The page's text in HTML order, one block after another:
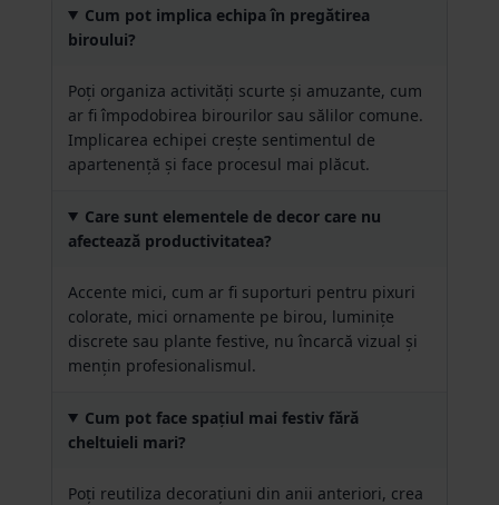
Cum pot implica echipa în pregătirea
biroului?
Poți organiza activități scurte și amuzante, cum
ar fi împodobirea birourilor sau sălilor comune.
Implicarea echipei crește sentimentul de
apartenență și face procesul mai plăcut.
Care sunt elementele de decor care nu
afectează productivitatea?
Accente mici, cum ar fi suporturi pentru pixuri
colorate, mici ornamente pe birou, luminițe
discrete sau plante festive, nu încarcă vizual și
mențin profesionalismul.
Cum pot face spațiul mai festiv fără
cheltuieli mari?
Poți reutiliza decorațiuni din anii anteriori, crea